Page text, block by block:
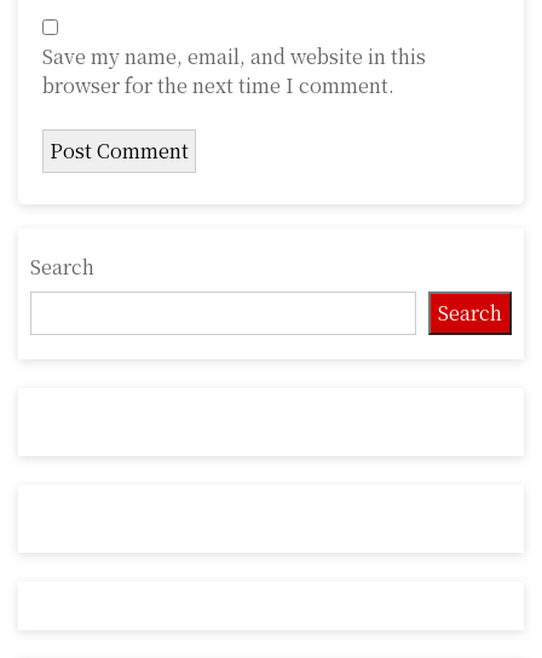
Save my name, email, and website in this
browser for the next time I comment.
Search
Search